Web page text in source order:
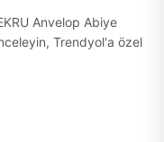
Anvelop Abiye
Trendyol'a özel